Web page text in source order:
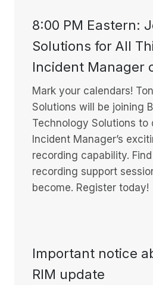
8:00 PM Eastern:
Solutions for All
Incident Manager
Mark your calendars!
Solutions will be joining
Technology Solutions to
Incident Manager’s
recording capability.
recording support
become. Register today!
Important notice
RIM update